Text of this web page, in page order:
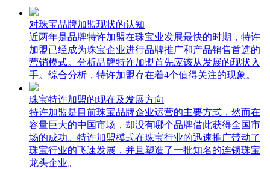
对珠宝品牌加盟现状的认知
近两年是品牌特许加盟在珠宝业发展最快的时期，特许
加盟已经成为珠宝企业进行品牌推广和产品销售首选的
营销模式。分析品牌特许加盟首先应该从发展的现状入
手。综合分析，特许加盟存在着4个值得关注的现象。
珠宝特许加盟的现在及发展方向
特许加盟是目前珠宝品牌企业运营的主要方式，然而在
容量巨大的中国市场，却没有哪个品牌借此获得全国市
场的成功。特许加盟模式在珠宝行业的迅速推广带动了
珠宝行业的飞速发展，并且塑造了一批知名的连锁珠宝
龙头企业。